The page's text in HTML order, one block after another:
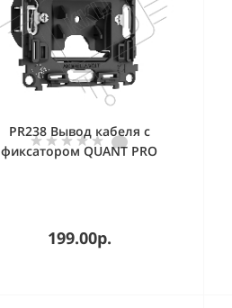
PR238 Вывод кабеля с
фиксатором QUANT PRO
199.00р.